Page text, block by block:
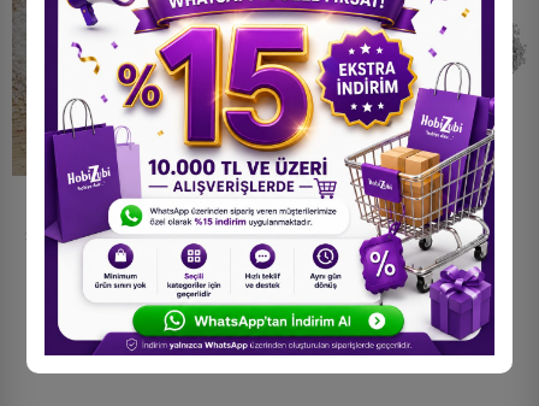
Stearik Asit Stearin (Starin)
25 Kilogram
4.850,00 TL
Stearik Asit Stearin (Starin)
250 Gram
110,00 TL